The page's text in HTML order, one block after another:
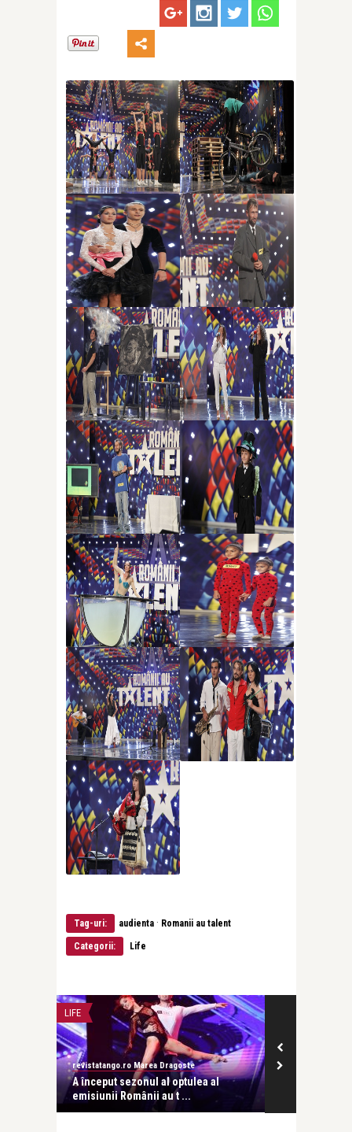
Tag-uri: audienta · Romanii au talent
Categorii: Life
revistatango.ro Marea Dragoste
A început sezonul al optulea al
emisiunii Românii au t ...
MODA
revistatango.ro Marea
Andra și Mihaela